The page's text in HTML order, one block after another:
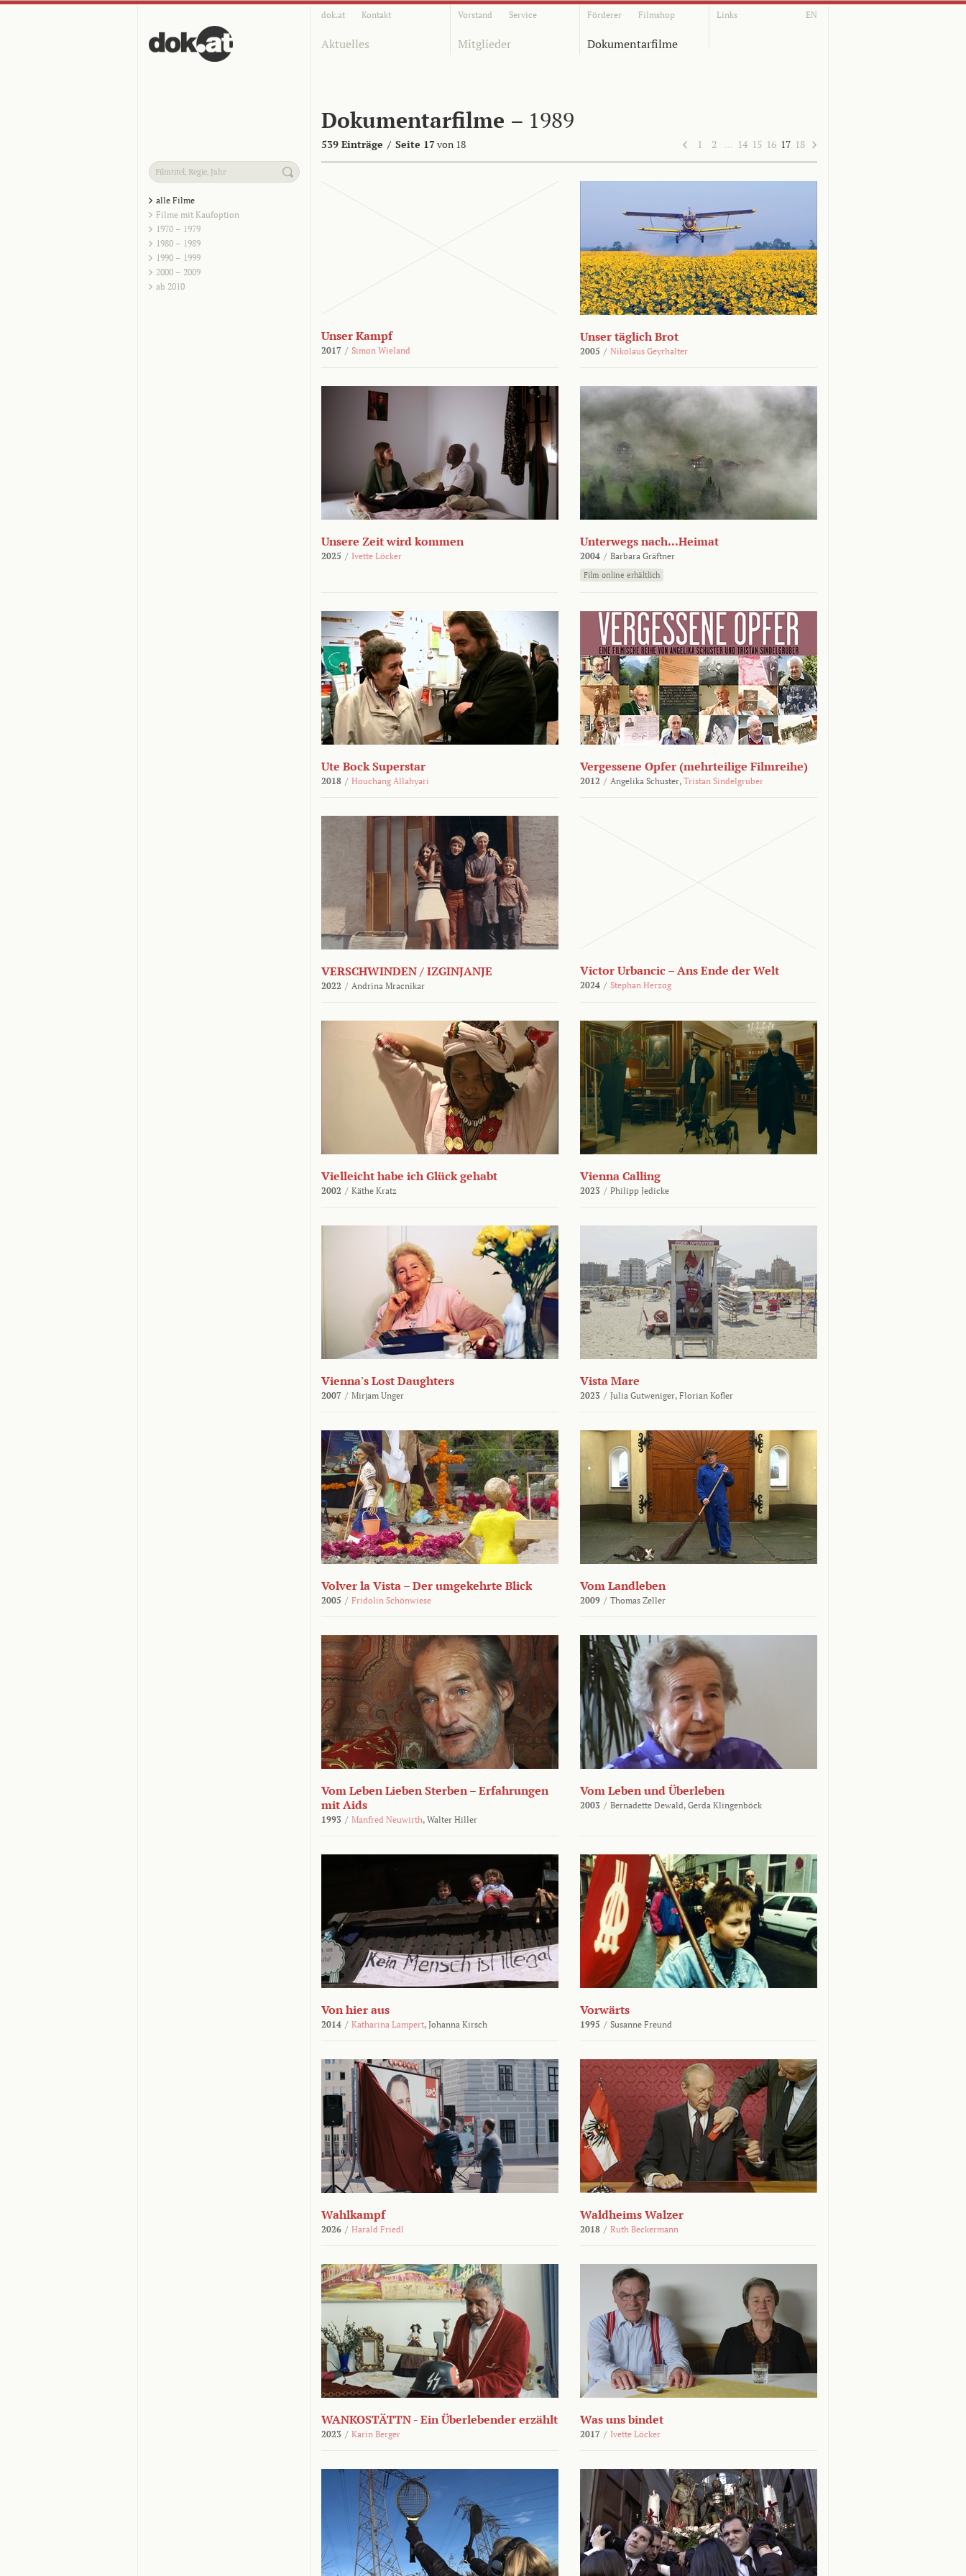
dok.at Kontakt Vorstand Service Förderer Filmshop Links EN
Aktuelles Mitglieder Dokumentarfilme
Dokumentarfilme – 1989
539 Einträge / Seite 17von 18 1 2 … 14 15 16 17 18
alle Filme
Filme mit Kaufoption
1970 – 1979
1980 – 1989
1990 – 1999
2000 – 2009
ab 2010
Unser Kampf
2017 / Simon Wieland
Unser täglich Brot
2005 / Nikolaus Geyrhalter
Unsere Zeit wird kommen
2025 / Ivette Löcker
Unterwegs nach...Heimat
2004 / Barbara Gräftner
Film online erhältlich
Ute Bock Superstar
2018 / Houchang Allahyari
Vergessene Opfer (mehrteilige Filmreihe)
2012 / Angelika Schuster, Tristan Sindelgruber
VERSCHWINDEN / IZGINJANJE
2022 / Andrina Mracnikar
Victor Urbancic – Ans Ende der Welt
2024 / Stephan Herzog
Vielleicht habe ich Glück gehabt
2002 / Käthe Kratz
Vienna Calling
2023 / Philipp Jedicke
Vienna's Lost Daughters
2007 / Mirjam Unger
Vista Mare
2023 / Julia Gutweniger, Florian Kofler
Volver la Vista – Der umgekehrte Blick
2005 / Fridolin Schönwiese
Vom Landleben
2009 / Thomas Zeller
Vom Leben Lieben Sterben – Erfahrungen
mit Aids
1993 / Manfred Neuwirth, Walter Hiller
Vom Leben und Überleben
2003 / Bernadette Dewald, Gerda Klingenböck
Von hier aus
2014 / Katharina Lampert, Johanna Kirsch
Vorwärts
1995 / Susanne Freund
Wahlkampf
2026 / Harald Friedl
Waldheims Walzer
2018 / Ruth Beckermann
WANKOSTÄTTN - Ein Überlebender erzählt
2023 / Karin Berger
Was uns bindet
2017 / Ivette Löcker